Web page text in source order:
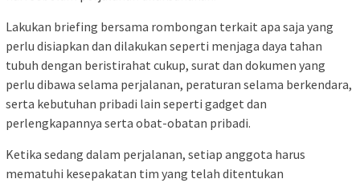
Lakukan briefing bersama rombongan terkait apa saja yang
perlu disiapkan dan dilakukan seperti menjaga daya tahan
tubuh dengan beristirahat cukup, surat dan dokumen yang
perlu dibawa selama perjalanan, peraturan selama berkendara,
serta kebutuhan pribadi lain seperti gadget dan
perlengkapannya serta obat-obatan pribadi.
Ketika sedang dalam perjalanan, setiap anggota harus
mematuhi kesepakatan tim yang telah ditentukan